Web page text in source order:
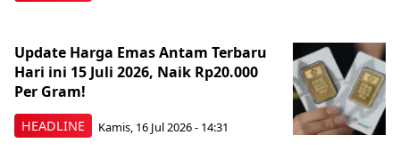
HEADLINE
Update Harga Emas Antam Terbaru
Hari ini 15 Juli 2026, Naik Rp20.000
Per Gram!
Kamis, 16 Jul 2026 - 14:31